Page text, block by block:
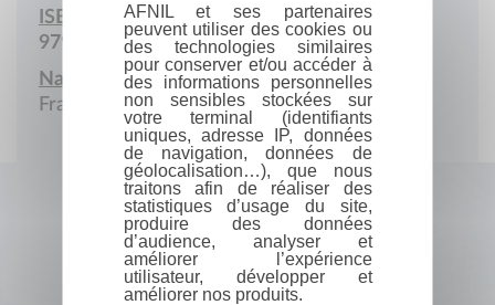
ISBN :
979-10-980396
Nationalité :
France
AFNIL et ses partenaires
peuvent utiliser des cookies ou
des technologies similaires
pour conserver et/ou accéder à
des informations personnelles
non sensibles stockées sur
votre terminal (identifiants
uniques, adresse IP, données
de navigation, données de
géolocalisation…), que nous
traitons afin de réaliser des
statistiques d’usage du site,
produire des données
d’audience, analyser et
améliorer l’expérience
utilisateur, développer et
améliorer nos produits.